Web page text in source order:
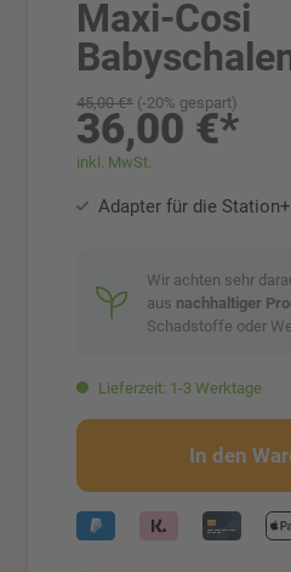
Maxi-Cosi
45,00 €* (-20% gespart)
36,00 €*
inkl. MwSt.
Adapter für die
Wir achten sehr
aus nachhaltiger
Schadstoffe oder
Lieferzeit: 1-3 Werktage
In den